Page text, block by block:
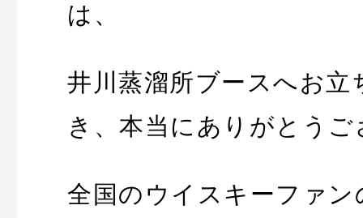
は、
井川蒸溜所ブースへお立
き、本当にありがとう
全国のウイスキーファ